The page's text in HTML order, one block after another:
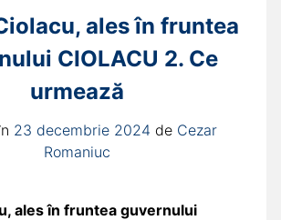
ales în fruntea
CIOLACU 2. Ce
urmează
23 decembrie 2024 de Cezar
Romaniuc
ales în fruntea guvernului